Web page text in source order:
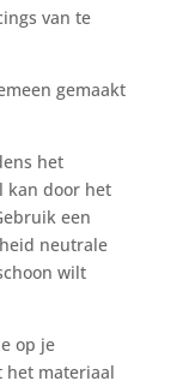
van te
gemaakt
het
kan door het
een
neutrale
wilt
op je
het materiaal